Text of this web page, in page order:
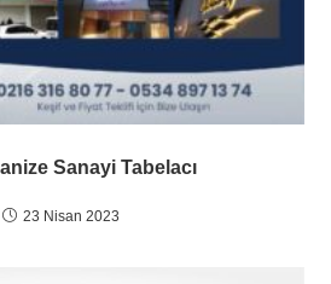
Sanayi Tabelacı
23 Nisan 2023